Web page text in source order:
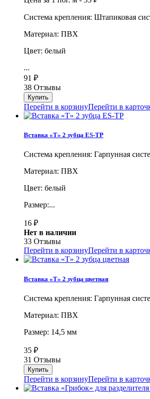
Система крепления: Штапиковая
Материал: ПВХ
Цвет: белый
...
91
₽
38 Отзывы
Перейти в корзинуПерейти в
Вставка «Т» 2 зубца ES-TP
Система крепления: Гарпунная
Материал: ПВХ
Цвет: белый
Размер:...
16 ₽
Нет в наличии
33 Отзывы
Перейти в корзинуПерейти в
Вставка «Т» 2 зубца цветная
Система крепления: Гарпунная
Материал: ПВХ
Размер: 14,5 мм
35 ₽
31 Отзывы
Перейти в корзинуПерейти в